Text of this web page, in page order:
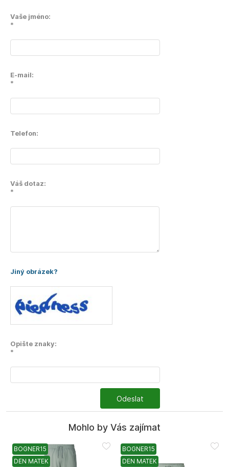
Vaše jméno:
*
E-mail:
*
Telefon:
Váš dotaz:
*
Jiný obrázek?
Opište znaky:
*
Odeslat
Mohlo by Vás zajímat
BOGNER15
DEN MATEK
BOGNER15
DEN MATEK